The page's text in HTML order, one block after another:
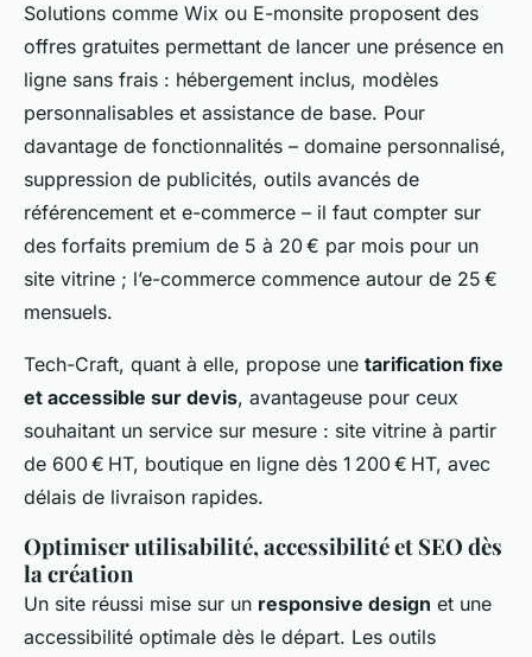
Solutions comme Wix ou E-monsite proposent des
offres gratuites permettant de lancer une présence en
ligne sans frais : hébergement inclus, modèles
personnalisables et assistance de base. Pour
davantage de fonctionnalités – domaine personnalisé,
suppression de publicités, outils avancés de
référencement et e-commerce – il faut compter sur
des forfaits premium de 5 à 20 € par mois pour un
site vitrine ; l’e-commerce commence autour de 25 €
mensuels.
Tech-Craft, quant à elle, propose une tarification fixe
et accessible sur devis, avantageuse pour ceux
souhaitant un service sur mesure : site vitrine à partir
de 600 € HT, boutique en ligne dès 1 200 € HT, avec
délais de livraison rapides.
Optimiser utilisabilité, accessibilité et SEO dès
la création
Un site réussi mise sur un responsive design et une
accessibilité optimale dès le départ. Les outils